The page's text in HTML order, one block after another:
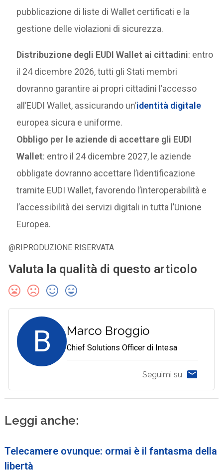
pubblicazione di liste di Wallet certificati e la
gestione delle violazioni di sicurezza.
Distribuzione degli EUDI Wallet ai cittadini: entro
il 24 dicembre 2026, tutti gli Stati membri
dovranno garantire ai propri cittadini l’accesso
all’EUDI Wallet, assicurando un’identità digitale
europea sicura e uniforme.
Obbligo per le aziende di accettare gli EUDI
Wallet: entro il 24 dicembre 2027, le aziende
obbligate dovranno accettare l’identificazione
tramite EUDI Wallet, favorendo l’interoperabilità e
l’accessibilità dei servizi digitali in tutta l’Unione
Europea.
@RIPRODUZIONE RISERVATA
Valuta la qualità di questo articolo
B Marco Broggio
Chief Solutions Officer di Intesa
Seguimi su
Leggi anche:
Telecamere ovunque: ormai è il fantasma della
libertà